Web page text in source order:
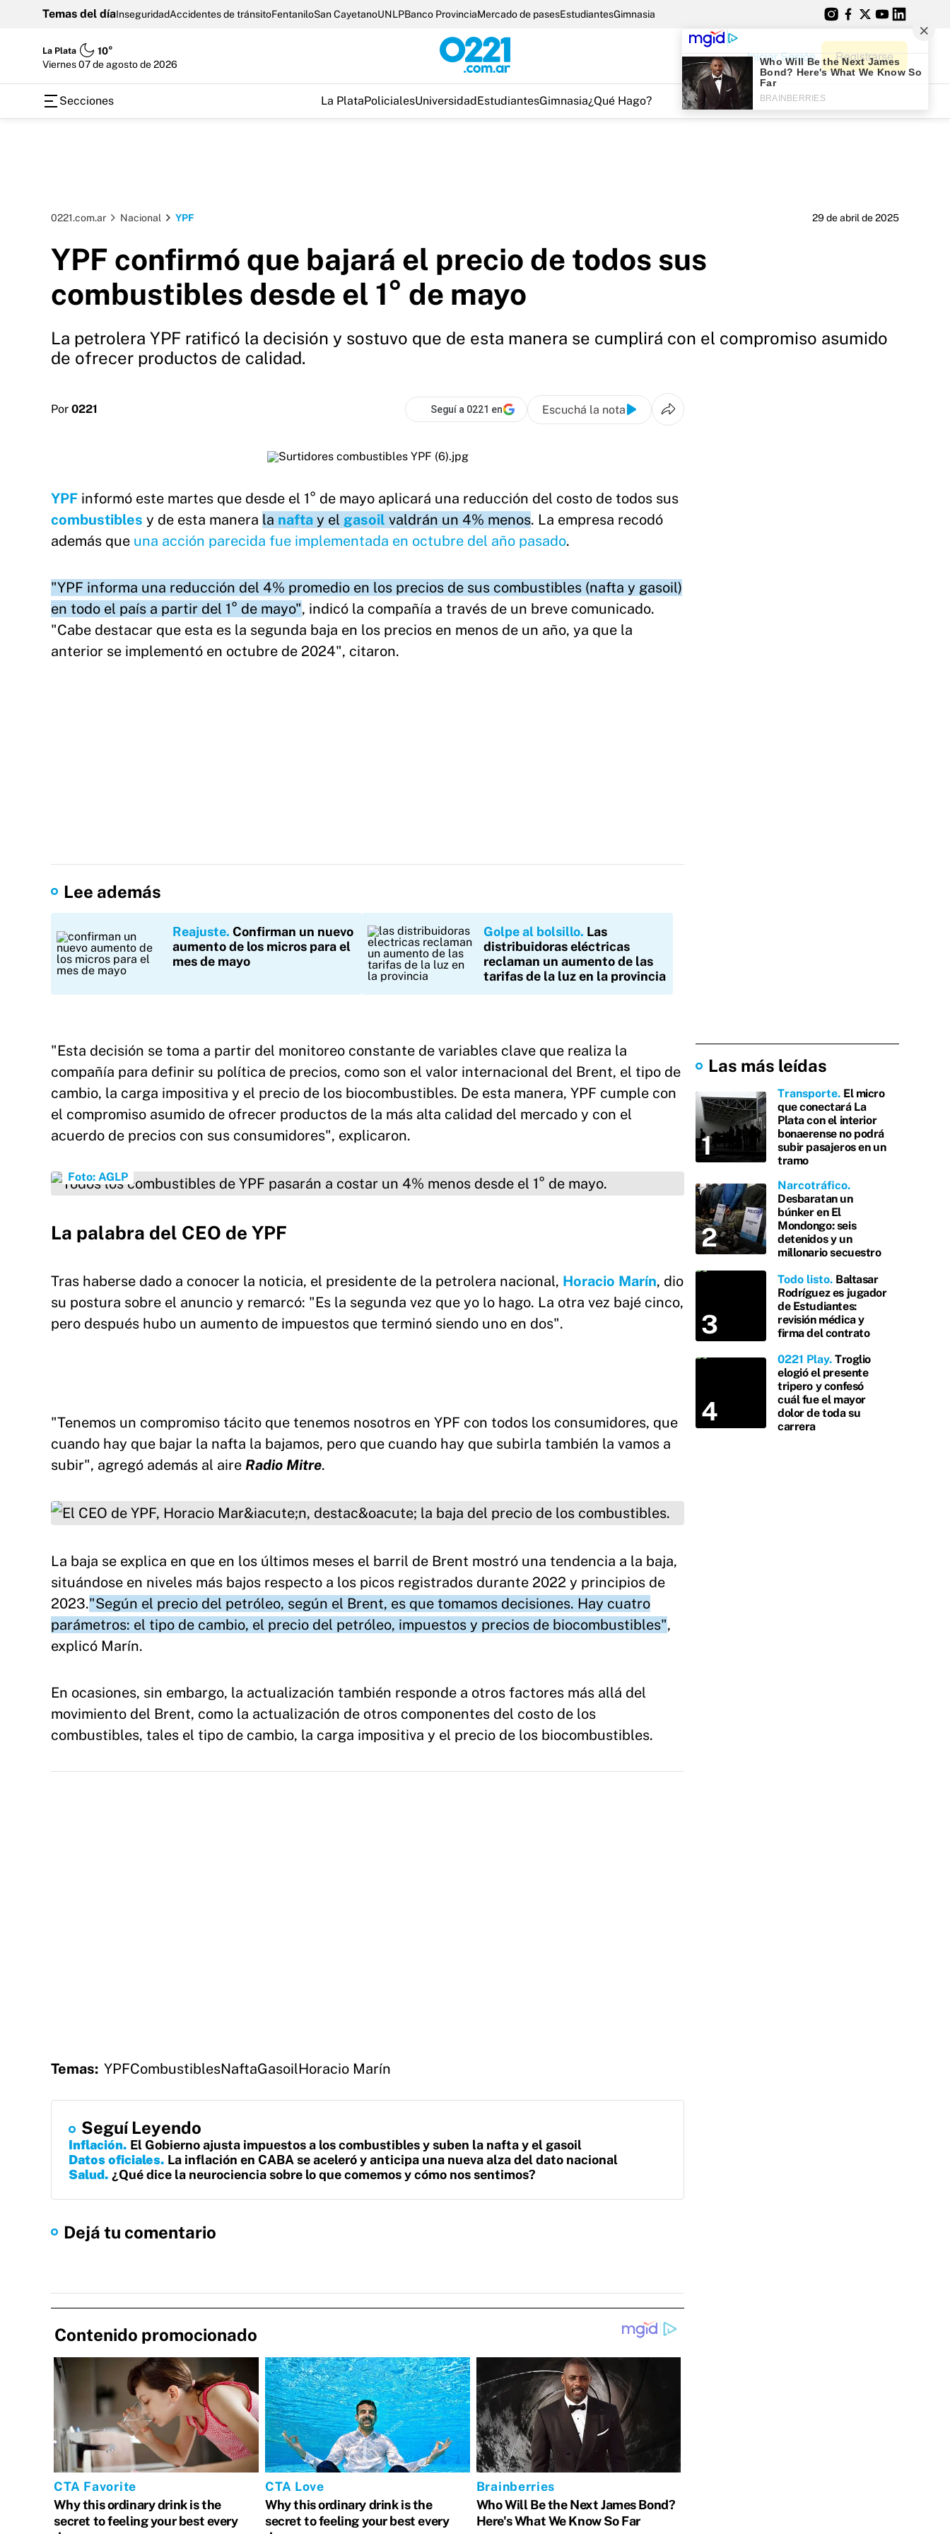
Temas del díaInseguridadAccidentes de tránsitoFentaniloSan CayetanoUNLPBanco ProvinciaMercado de pasesEstudiantesGimnasia
La Plata
10°
viernes 07 de agosto de 2026
Iniciar Sesión Registrarse
Secciones La PlataPolicialesUniversidadEstudiantesGimnasia¿Qué Hago?
0221.com.ar Nacional YPF 29 de abril de 2025
YPF confirmó que bajará el precio de todos sus
combustibles desde el 1° de mayo
La petrolera YPF ratificó la decisión y sostuvo que de esta manera se cumplirá con el compromiso asumido
de ofrecer productos de calidad.
Por 0221 Seguí a 0221 en Escuchá la nota
YPF informó este martes que desde el 1° de mayo aplicará una reducción del costo de todos sus
combustibles y de esta manera la nafta y el gasoil valdrán un 4% menos. La empresa recodó
además que una acción parecida fue implementada en octubre del año pasado.
"YPF informa una reducción del 4% promedio en los precios de sus combustibles (nafta y gasoil)
en todo el país a partir del 1° de mayo", indicó la compañía a través de un breve comunicado.
"Cabe destacar que esta es la segunda baja en los precios en menos de un año, ya que la
anterior se implementó en octubre de 2024", citaron.
Lee además
Reajuste Confirman un nuevo
aumento de los micros para el
mes de mayo
Golpe al bolsillo Las
distribuidoras eléctricas
reclaman un aumento de las
tarifas de la luz en la provincia
"Esta decisión se toma a partir del monitoreo constante de variables clave que realiza la
compañía para definir su política de precios, como son el valor internacional del Brent, el tipo de
cambio, la carga impositiva y el precio de los biocombustibles. De esta manera, YPF cumple con
el compromiso asumido de ofrecer productos de la más alta calidad del mercado y con el
acuerdo de precios con sus consumidores", explicaron.
Foto: AGLP
La palabra del CEO de YPF
Tras haberse dado a conocer la noticia, el presidente de la petrolera nacional, Horacio Marín, dio
su postura sobre el anuncio y remarcó: "Es la segunda vez que yo lo hago. La otra vez bajé cinco,
pero después hubo un aumento de impuestos que terminó siendo uno en dos".
"Tenemos un compromiso tácito que tenemos nosotros en YPF con todos los consumidores, que
cuando hay que bajar la nafta la bajamos, pero que cuando hay que subirla también la vamos a
subir", agregó además al aire Radio Mitre.
La baja se explica en que en los últimos meses el barril de Brent mostró una tendencia a la baja,
situándose en niveles más bajos respecto a los picos registrados durante 2022 y principios de
2023."Según el precio del petróleo, según el Brent, es que tomamos decisiones. Hay cuatro
parámetros: el tipo de cambio, el precio del petróleo, impuestos y precios de biocombustibles",
explicó Marín.
En ocasiones, sin embargo, la actualización también responde a otros factores más allá del
movimiento del Brent, como la actualización de otros componentes del costo de los
combustibles, tales el tipo de cambio, la carga impositiva y el precio de los biocombustibles.
Temas: YPFCombustiblesNaftaGasoilHoracio Marín
Seguí Leyendo
Inflación El Gobierno ajusta impuestos a los combustibles y suben la nafta y el gasoil
Datos oficiales La inflación en CABA se aceleró y anticipa una nueva alza del dato nacional
Salud ¿Qué dice la neurociencia sobre lo que comemos y cómo nos sentimos?
Dejá tu comentario
Las más leídas
Transporte El micro
que conectará La
Plata con el interior
bonaerense no podrá
subir pasajeros en un
tramo
Narcotráfico
Desbaratan un
búnker en El
Mondongo: seis
detenidos y un
millonario secuestro
Todo listo Baltasar
Rodríguez es jugador
de Estudiantes:
revisión médica y
firma del contrato
0221 Play Troglio
elogió el presente
tripero y confesó
cuál fue el mayor
dolor de toda su
carrera